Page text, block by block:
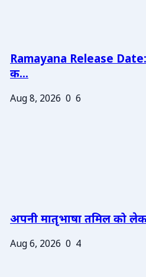
Ramayana Release
क...
Aug 8, 2026 0 6
अपनी मातृभाषा तमिल को
Aug 6, 2026 0 4